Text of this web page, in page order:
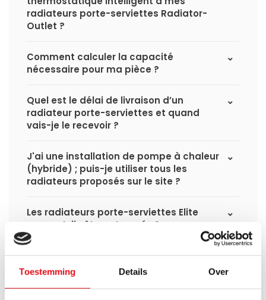
Toestemming Details Over
radiateurs porte-serviettes Radiator-
Outlet ?
Comment calculer la capacité
nécessaire pour ma pièce ?
Quel est le délai de livraison d’un
radiateur porte-serviettes et quand
vais-je le recevoir ?
J'ai une installation de pompe à chaleur
(hybride) ; puis-je utiliser tous les
radiateurs proposés sur le site ?
Les radiateurs porte-serviettes Elite
peuvent-ils être retournés ?
Les radiateurs porte-serviettes Elite
peuvent-ils être raccordés par le haut ?